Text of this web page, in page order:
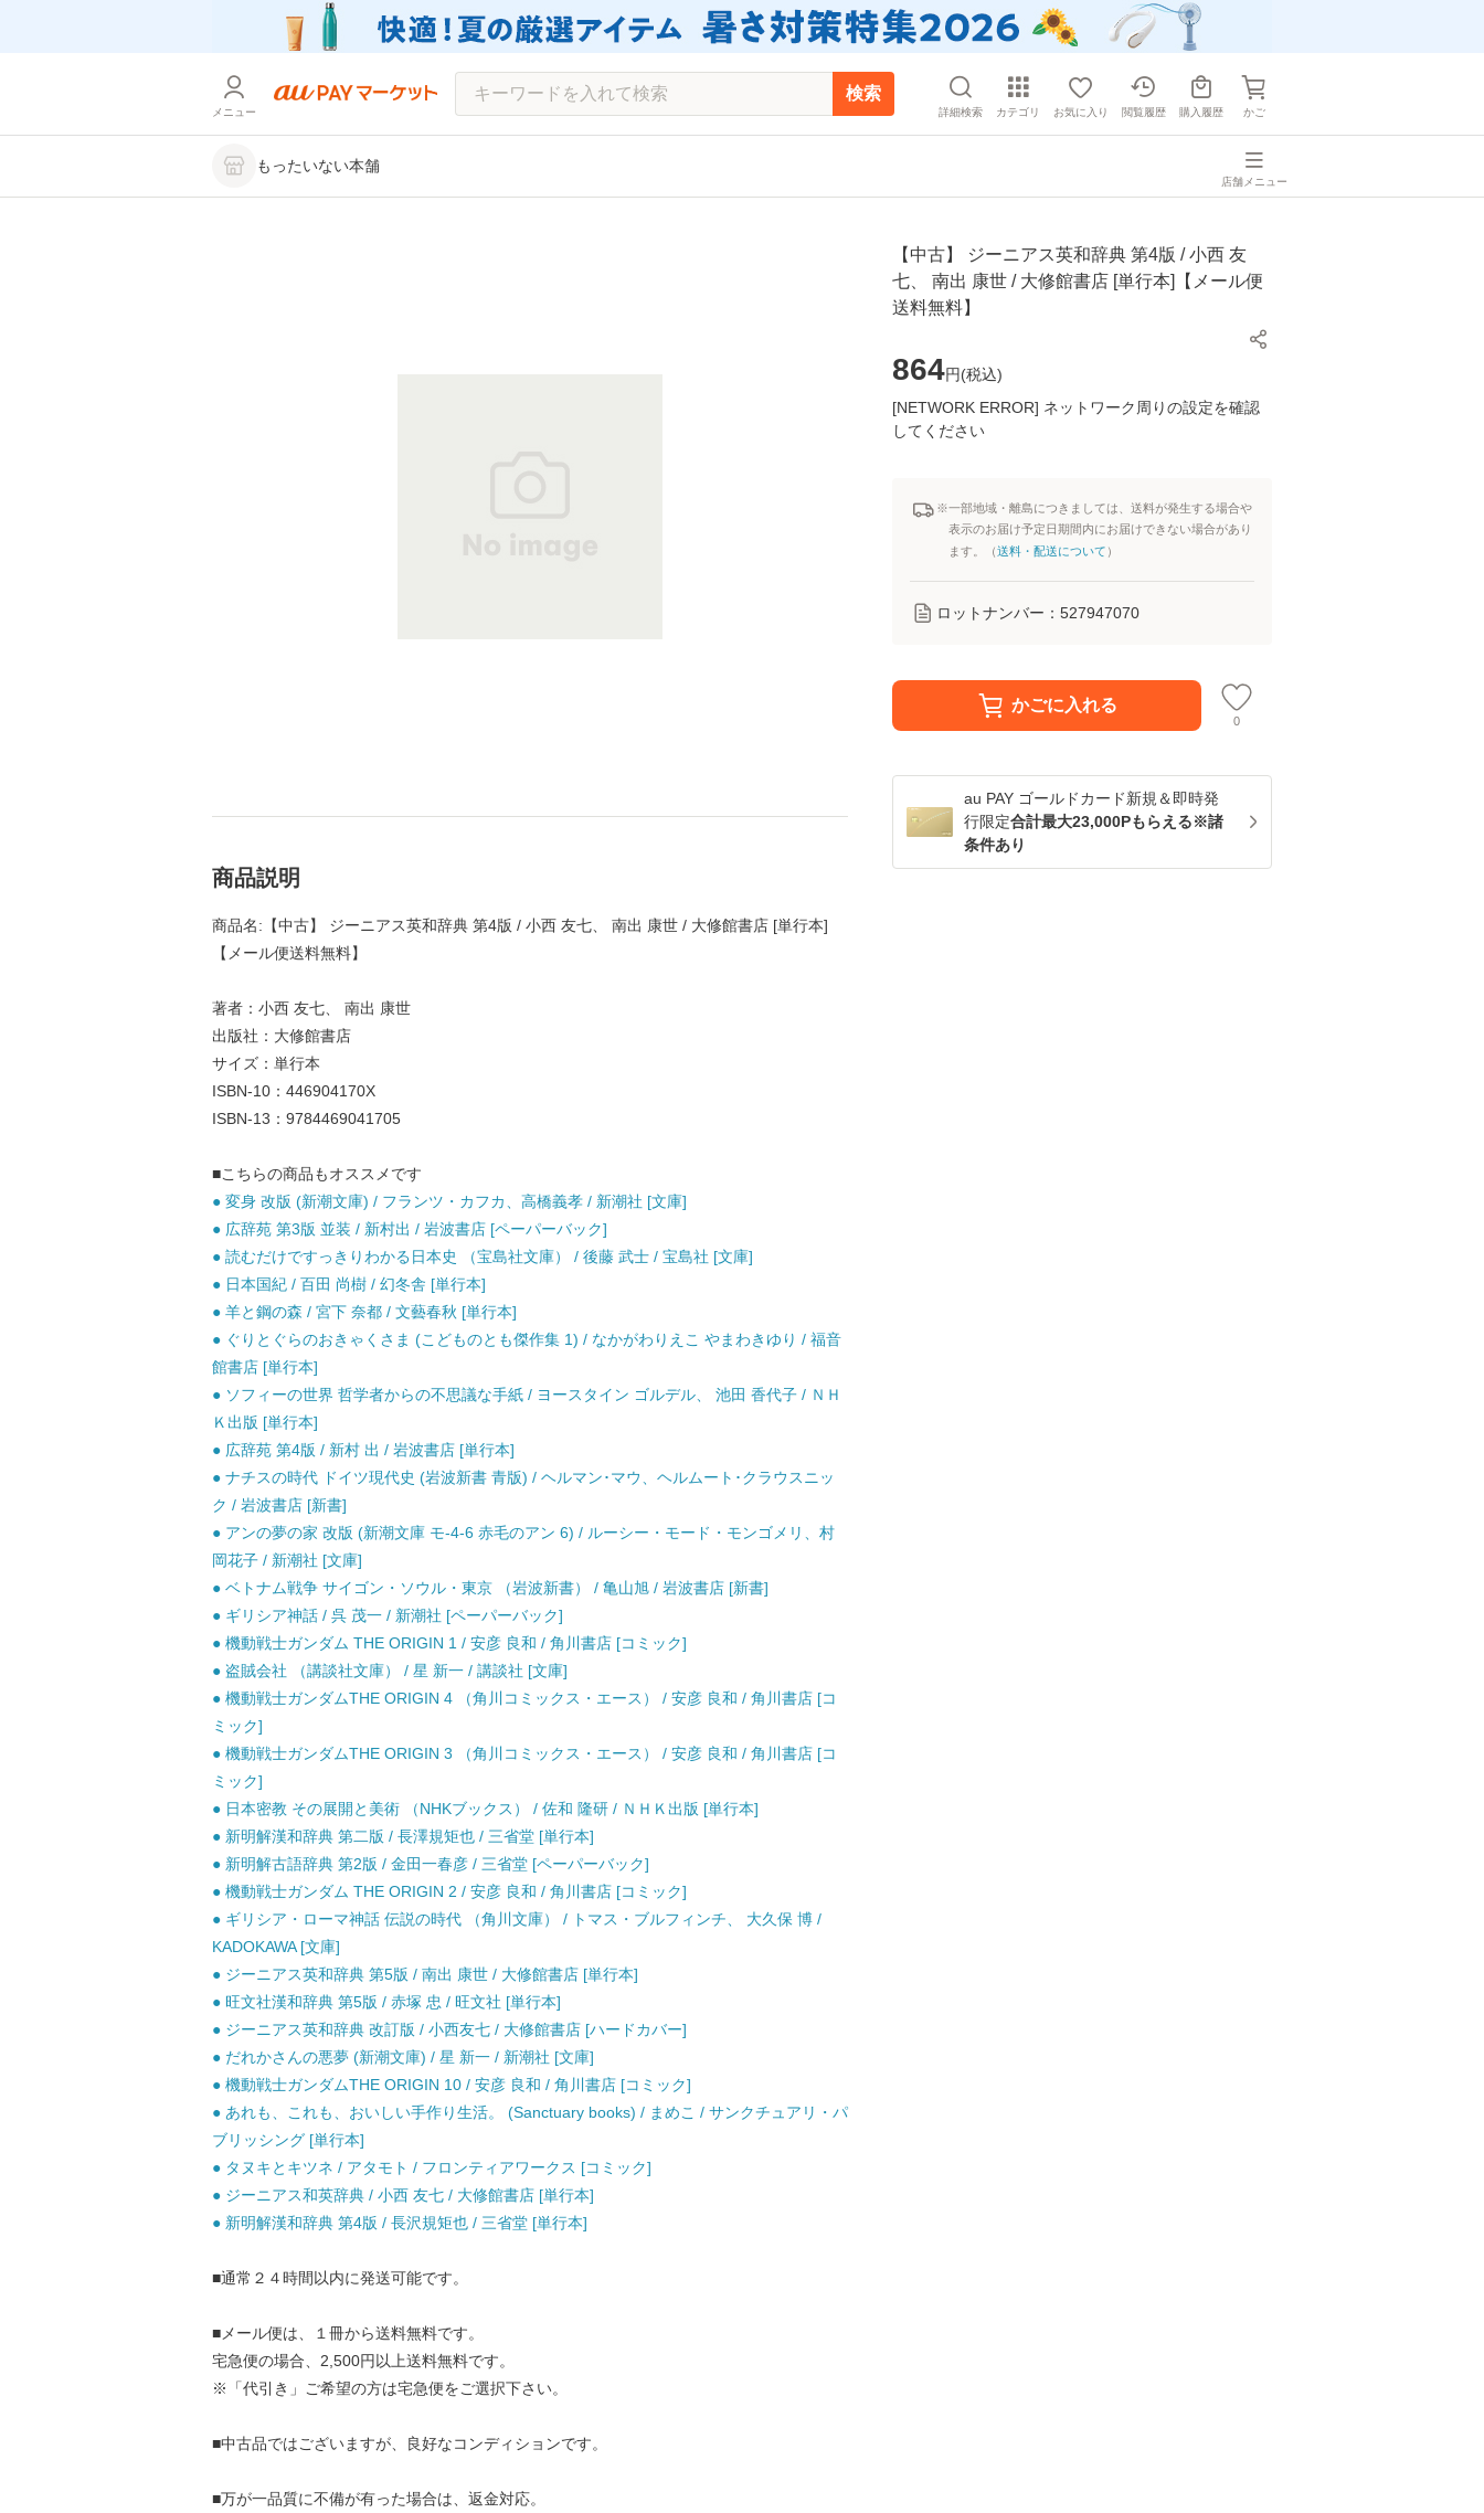
メニュー
検索
詳細検索 カテゴリ お気に入り 閲覧履歴 購入履歴 かご
もったいない本舗
店舗メニュー
【中古】 ジーニアス英和辞典 第4版 / 小西 友
七、 南出 康世 / 大修館書店 [単行本]【メール便
送料無料】
864円(税込)
[NETWORK ERROR] ネットワーク周りの設定を確認
してください
※一部地域・離島につきましては、送料が発生する場合や
表示のお届け予定日期間内にお届けできない場合があり
ます。（送料・配送について ）
ロットナンバー： 527947070
かごに入れる
0
au PAY ゴールドカード新規＆即時発
行限定合計最大23,000Pもらえる※諸
条件あり
商品説明
商品名:【中古】 ジーニアス英和辞典 第4版 / 小西 友七、 南出 康世 / 大修館書店 [単行本]
【メール便送料無料】
著者：小西 友七、 南出 康世
出版社：大修館書店
サイズ：単行本
ISBN-10：446904170X
ISBN-13：9784469041705
■こちらの商品もオススメです
● 変身 改版 (新潮文庫) / フランツ・カフカ、高橋義孝 / 新潮社 [文庫]
● 広辞苑 第3版 並装 / 新村出 / 岩波書店 [ペーパーバック]
● 読むだけですっきりわかる日本史 （宝島社文庫） / 後藤 武士 / 宝島社 [文庫]
● 日本国紀 / 百田 尚樹 / 幻冬舎 [単行本]
● 羊と鋼の森 / 宮下 奈都 / 文藝春秋 [単行本]
● ぐりとぐらのおきゃくさま (こどものとも傑作集 1) / なかがわりえこ やまわきゆり / 福音
館書店 [単行本]
● ソフィーの世界 哲学者からの不思議な手紙 / ヨースタイン ゴルデル、 池田 香代子 / ＮＨ
Ｋ出版 [単行本]
● 広辞苑 第4版 / 新村 出 / 岩波書店 [単行本]
● ナチスの時代 ドイツ現代史 (岩波新書 青版) / ヘルマン･マウ、ヘルムート･クラウスニッ
ク / 岩波書店 [新書]
● アンの夢の家 改版 (新潮文庫 モ-4-6 赤毛のアン 6) / ルーシー・モード・モンゴメリ、村
岡花子 / 新潮社 [文庫]
● ベトナム戦争 サイゴン・ソウル・東京 （岩波新書） / 亀山旭 / 岩波書店 [新書]
● ギリシア神話 / 呉 茂一 / 新潮社 [ペーパーバック]
● 機動戦士ガンダム THE ORIGIN 1 / 安彦 良和 / 角川書店 [コミック]
● 盗賊会社 （講談社文庫） / 星 新一 / 講談社 [文庫]
● 機動戦士ガンダムTHE ORIGIN 4 （角川コミックス・エース） / 安彦 良和 / 角川書店 [コ
ミック]
● 機動戦士ガンダムTHE ORIGIN 3 （角川コミックス・エース） / 安彦 良和 / 角川書店 [コ
ミック]
● 日本密教 その展開と美術 （NHKブックス） / 佐和 隆研 / ＮＨＫ出版 [単行本]
● 新明解漢和辞典 第二版 / 長澤規矩也 / 三省堂 [単行本]
● 新明解古語辞典 第2版 / 金田一春彦 / 三省堂 [ペーパーバック]
● 機動戦士ガンダム THE ORIGIN 2 / 安彦 良和 / 角川書店 [コミック]
● ギリシア・ローマ神話 伝説の時代 （角川文庫） / トマス・ブルフィンチ、 大久保 博 /
KADOKAWA [文庫]
● ジーニアス英和辞典 第5版 / 南出 康世 / 大修館書店 [単行本]
● 旺文社漢和辞典 第5版 / 赤塚 忠 / 旺文社 [単行本]
● ジーニアス英和辞典 改訂版 / 小西友七 / 大修館書店 [ハードカバー]
● だれかさんの悪夢 (新潮文庫) / 星 新一 / 新潮社 [文庫]
● 機動戦士ガンダムTHE ORIGIN 10 / 安彦 良和 / 角川書店 [コミック]
● あれも、これも、おいしい手作り生活。 (Sanctuary books) / まめこ / サンクチュアリ・パ
ブリッシング [単行本]
● タヌキとキツネ / アタモト / フロンティアワークス [コミック]
● ジーニアス和英辞典 / 小西 友七 / 大修館書店 [単行本]
● 新明解漢和辞典 第4版 / 長沢規矩也 / 三省堂 [単行本]
■通常２４時間以内に発送可能です。
■メール便は、１冊から送料無料です。
宅急便の場合、2,500円以上送料無料です。
※「代引き」ご希望の方は宅急便をご選択下さい。
■中古品ではございますが、良好なコンディションです。
■万が一品質に不備が有った場合は、返金対応。